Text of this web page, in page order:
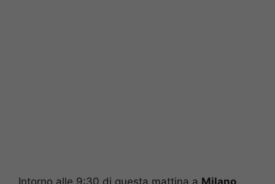
Intorno alle 9:30 di questa mattina a Milano,